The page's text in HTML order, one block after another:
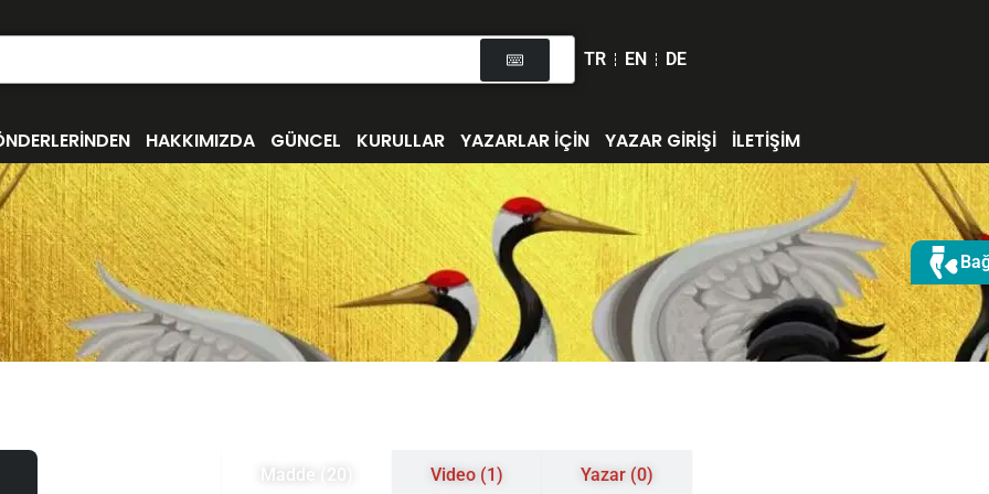
TR EN DE
HAKKIMIZDA GÜNCEL KURULLAR YAZARLAR İÇİN YAZAR GİRİŞİ İLETİŞİM
Madde (20) Video (1) Yazar (0)